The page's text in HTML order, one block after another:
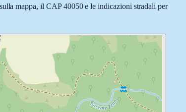
mappa, il CAP 40050 e le indicazioni stradali per